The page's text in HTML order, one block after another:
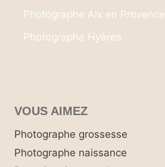
Photographe Aix en Provence
Photographe Hyères
VOUS AIMEZ
Photographe grossesse
Photographe naissance